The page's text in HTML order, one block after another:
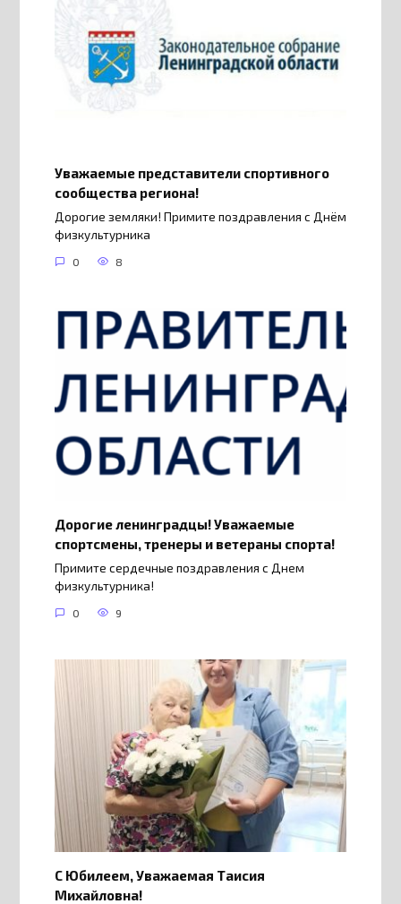
Уважаемые представители спортивного
сообщества региона!
Дорогие земляки! Примите поздравления с Днём
физкультурника
0 8
Дорогие ленинградцы! Уважаемые
спортсмены, тренеры и ветераны спорта!
Примите сердечные поздравления с Днем
физкультурника!
0 9
С Юбилеем, Уважаемая Таисия
Михайловна!